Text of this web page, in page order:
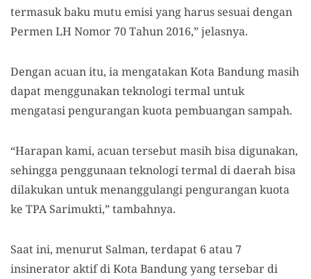
termasuk baku mutu emisi yang harus sesuai dengan
Permen LH Nomor 70 Tahun 2016,” jelasnya.
Dengan acuan itu, ia mengatakan Kota Bandung masih
dapat menggunakan teknologi termal untuk
mengatasi pengurangan kuota pembuangan sampah.
“Harapan kami, acuan tersebut masih bisa digunakan,
sehingga penggunaan teknologi termal di daerah bisa
dilakukan untuk menanggulangi pengurangan kuota
ke TPA Sarimukti,” tambahnya.
Saat ini, menurut Salman, terdapat 6 atau 7
insinerator aktif di Kota Bandung yang tersebar di